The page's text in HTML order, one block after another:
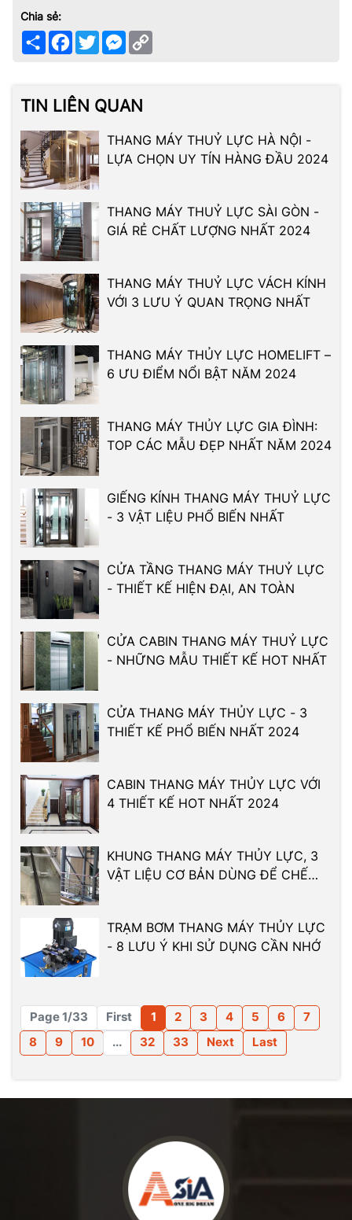
Chia sẻ:
Share Facebook
TwitterMessenger
TIN LIÊN QUAN
THANG MÁY THUỶ LỰC HÀ NỘI -
LỰA CHỌN UY TÍN HÀNG ĐẦU 2024
THANG MÁY THUỶ LỰC SÀI GÒN -
GIÁ RẺ CHẤT LƯỢNG NHẤT 2024
THANG MÁY THUỶ LỰC VÁCH KÍNH
VỚI 3 LƯU Ý QUAN TRỌNG NHẤT
THANG MÁY THỦY LỰC HOMELIFT –
6 ƯU ĐIỂM NỔI BẬT NĂM 2024
THANG MÁY THỦY LỰC GIA ĐÌNH:
TOP CÁC MẪU ĐẸP NHẤT NĂM 2024
GIẾNG KÍNH THANG MÁY THUỶ LỰC
- 3 VẬT LIỆU PHỔ BIẾN NHẤT
CỬA TẦNG THANG MÁY THUỶ LỰC
- THIẾT KẾ HIỆN ĐẠI, AN TOÀN
CỬA CABIN THANG MÁY THUỶ LỰC
- NHỮNG MẪU THIẾT KẾ HOT NHẤT
CỬA THANG MÁY THỦY LỰC - 3
THIẾT KẾ PHỔ BIẾN NHẤT 2024
CABIN THANG MÁY THỦY LỰC VỚI
4 THIẾT KẾ HOT NHẤT 2024
KHUNG THANG MÁY THỦY LỰC, 3
VẬT LIỆU CƠ BẢN DÙNG ĐỂ CHẾ
TRẠM BƠM THANG MÁY THỦY LỰC
- 8 LƯU Ý KHI SỬ DỤNG CẦN NHỚ
Page 1/33 First 1 2 3 4 5 6
7
8
9 10 ... 32 33 Next Last